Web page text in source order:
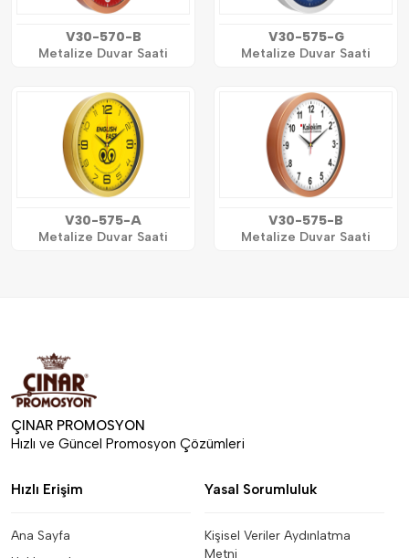
V30-570-B
Metalize Duvar Saati
V30-575-G
Metalize Duvar Saati
V30-575-A
Metalize Duvar Saati
V30-575-B
Metalize Duvar Saati
ÇINAR PROMOSYON
Hızlı ve Güncel Promosyon Çözümleri
Hızlı Erişim
Ana Sayfa
Yasal Sorumluluk
Kişisel Veriler Aydınlatma
Metni